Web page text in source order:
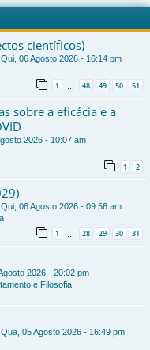
s
a
científicos)
Qui, 06 Agosto 2026 - 16:14 pm
1 48 49 50 51
sobre a eficácia e a
2026 - 10:07 am
1 2
Qui, 06 Agosto 2026 - 09:56 am
1 … 28 29 30 31
2026 - 20:02 pm
e Filosofia
Qua, 05 Agosto 2026 - 16:49 pm